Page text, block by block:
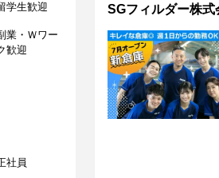
学生歓迎
業・Ｗワー
歓迎
社員
SGフィルダー株